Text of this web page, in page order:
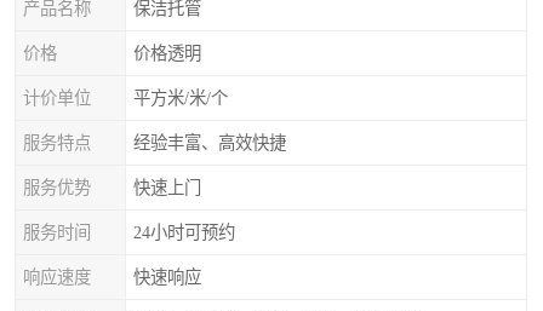
产品名称 保洁托管
价格 价格透明
计价单位 平方米/米/个
服务特点 经验丰富、高效快捷
服务优势 快速上门
服务时间 24小时可预约
响应速度 快速响应